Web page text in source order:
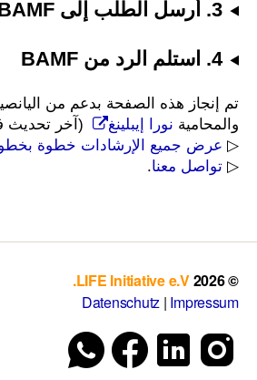
3. أرسل الطلب إلى BAMF
4. استلم الرد من BAMF
تم إنجاز هذه الصفحة بدعم من
والمحامية نورا إيبلينغ
(آخر تحديث في
▷ عرض جميع الإرشادات خطوة
▷ تواصل معنا.
© 2026
LIFE Initiative e.V.
Datenschutz | Impressum